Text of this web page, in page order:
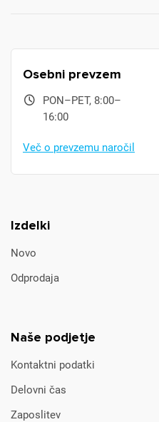
Izdelki
Novo
Odprodaja
Naše podjetje
Kontaktni podatki
Delovni čas
Zaposlitev
Osebni prevzem
PON–PET, 8:00–
16:00
Več o prevzemu naročil